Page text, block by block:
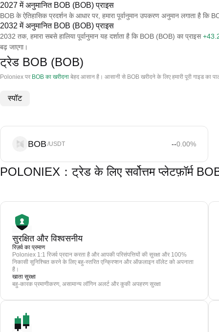
2027 में अनुमानित BOB (BOB) प्राइस
BOB के ऐतिहासिक प्रदर्शन के आधार पर, हमारा पूर्वानुमान उपकरण अनुमान लगाता है
2032 में अनुमानित BOB (BOB) प्राइस
2032 तक, हमारा सबसे हालिया पूर्वानुमान यह दर्शाता है कि BOB (BOB) का प्राइस
बढ़ जाएगा।
ट्रेड BOB (BOB)
Poloniex पर BOB का खरीदना बेहद आसान है। आसानी से BOB खरीदने के लिए हमारी पूरी गाइड का
स्पॉट
BOB /USDT --0.00%
POLONIEX：ट्रेड के लिए सर्वोत्तम प्लेटफ़ॉर्म
सुरक्षित और विश्वसनीय
रिज़र्व का प्रमाण
Poloniex 1:1 रिजर्व प्रदान करता है और आपकी परिसंपत्तियों की सुरक्षा और 100%
निकासी सुनिश्चित करने के लिए बहु-स्तरित एन्क्रिप्शन और ऑफ़लाइन वॉलेट को अपनाता
है।
खाता सुरक्षा
बहु-कारक प्रमाणीकरण, असामान्य लॉगिन अलर्ट और कुकी अपहरण सुरक्षा